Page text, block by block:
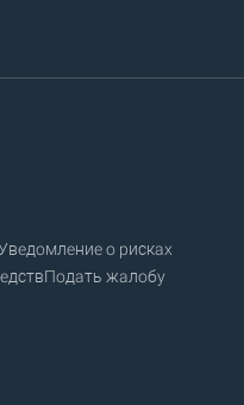
о рисках
Подать жалобу